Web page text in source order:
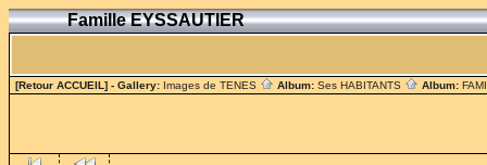
Famille EYSSAUTIER
[Retour ACCUEIL] - Gallery: Images de TENES Album: Ses HABITANTS Album: